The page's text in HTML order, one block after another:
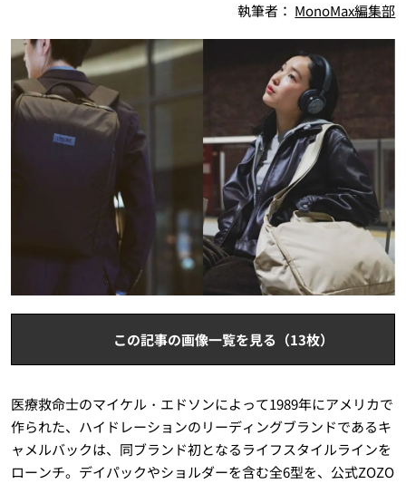
執筆者： MonoMax編集部
この記事の画像一覧を見る（13枚）
医療救命士のマイケル・エドソンによって1989年にアメリカで
作られた、ハイドレーションのリーディングブランドであるキ
ャメルバックは、同ブランド初となるライフスタイルラインを
ローンチ。デイパックやショルダーを含む全6型を、公式ZOZO